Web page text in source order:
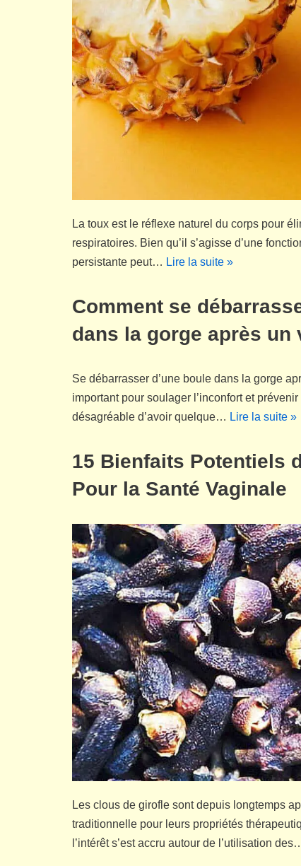
La toux est le réflexe naturel du corps pour
respiratoires. Bien qu’il s’agisse d’une
persistante peut… Lire la suite »
Comment se
dans la gorge après un
Se débarrasser d’une boule dans la gorge
important pour soulager l’inconfort et
désagréable d’avoir quelque… Lire la suite »
15 Bienfaits Potentiels
Pour la Santé Vaginale
Les clous de girofle sont depuis longtemps
traditionnelle pour leurs propriétés
l’intérêt s’est accru autour de l’utilisation